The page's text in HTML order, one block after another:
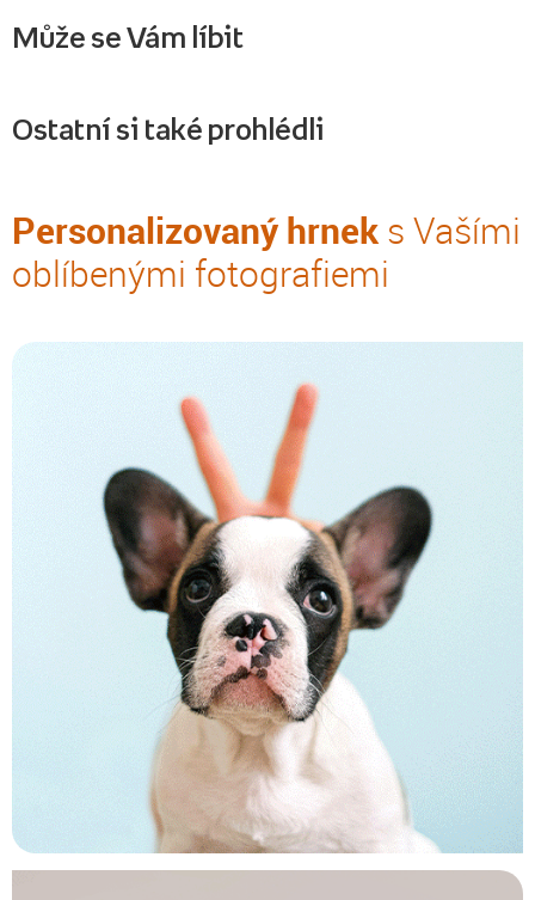
Může se Vám líbit
Ostatní si také prohlédli
Personalizovaný hrneks Vašími
oblíbenými fotografiemi